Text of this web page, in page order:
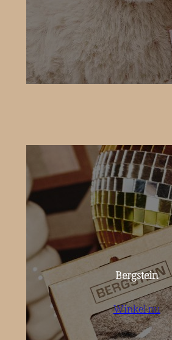
Bergstein
Winkel nu